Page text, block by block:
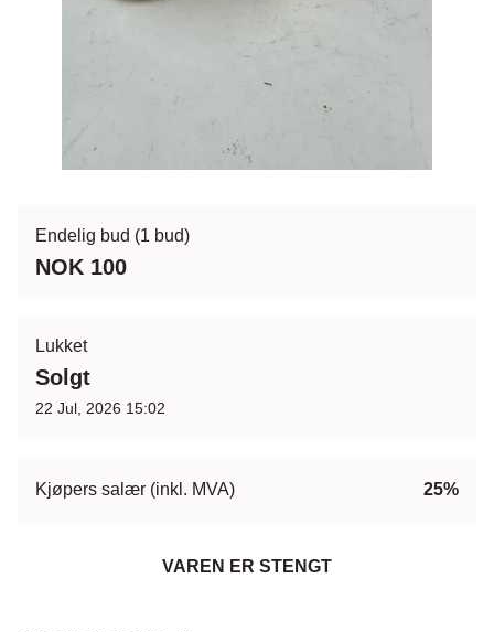
Endelig bud (1 bud)
NOK 100
Lukket
Solgt
22 Jul, 2026 15:02
Kjøpers salær (inkl. MVA) 25%
VAREN ER STENGT